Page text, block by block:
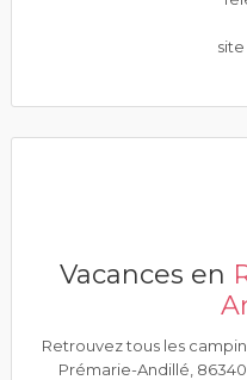
Vacances en
Retrouvez tous les
Prémarie-Andillé,